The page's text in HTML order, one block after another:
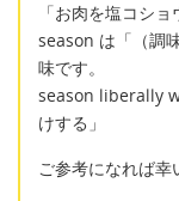
「お肉を塩コショ
season は「（調
味です。
season liberally
けする」
ご参考になれば幸